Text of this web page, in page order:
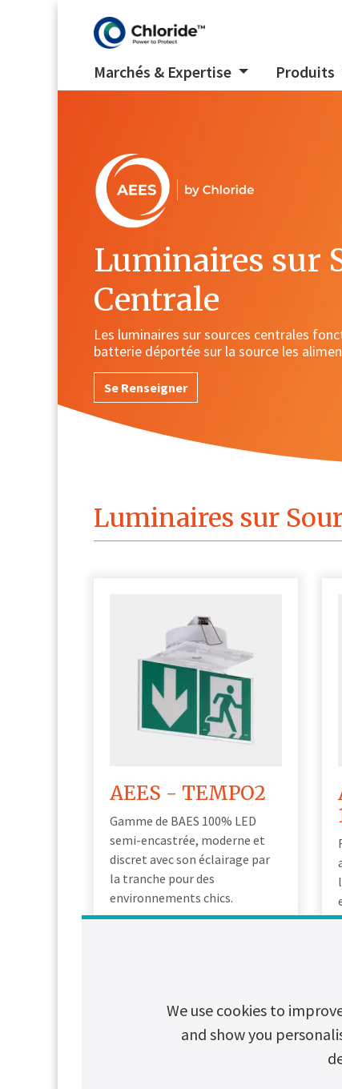
Marchés & Expertise Produits
Luminaires sur
Centrale
Les luminaires sur sources centrales
batterie déportée sur la source les
Se Renseigner
Luminaires sur
AEES - TEMPO2
Gamme de BAES 100% LED
semi-encastrée, moderne et
discret avec son éclairage par
la tranche pour des
environnements chics.
Voir les détails du produit
We use cookies to
and show you